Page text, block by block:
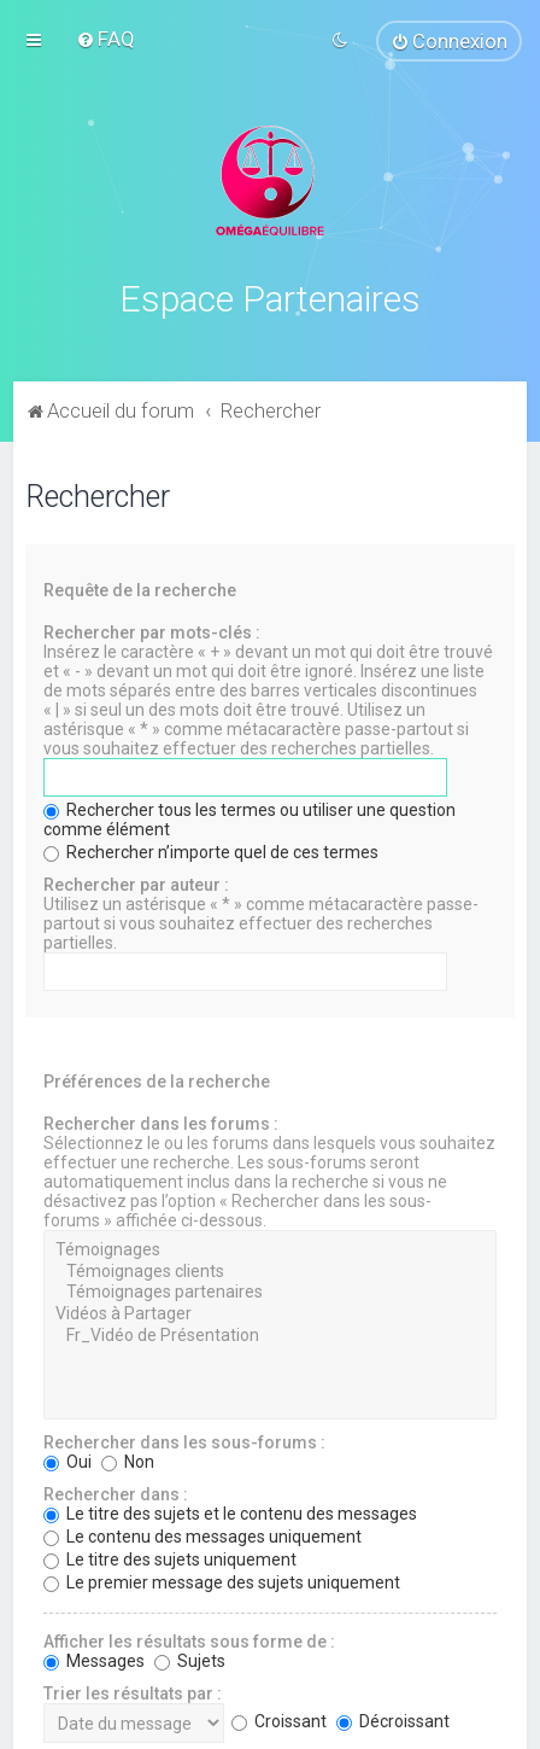
FAQ Connexion
Espace Partenaires
Accueil du forum Rechercher
Rechercher
Requête de la recherche
Rechercher par mots-clés :
Insérez le caractère « + » devant un mot qui doit être trouvé
et « - » devant un mot qui doit être ignoré. Insérez une liste
de mots séparés entre des barres verticales discontinues
« | » si seul un des mots doit être trouvé. Utilisez un
astérisque « * » comme métacaractère passe-partout si
vous souhaitez effectuer des recherches partielles.
Rechercher tous les termes ou utiliser une question
comme élément
Rechercher n’importe quel de ces termes
Rechercher par auteur :
Utilisez un astérisque « * » comme métacaractère passe-
partout si vous souhaitez effectuer des recherches
partielles.
Préférences de la recherche
Rechercher dans les forums :
Sélectionnez le ou les forums dans lesquels vous souhaitez
effectuer une recherche. Les sous-forums seront
automatiquement inclus dans la recherche si vous ne
désactivez pas l’option « Rechercher dans les sous-
forums » affichée ci-dessous.
Rechercher dans les sous-forums :
Oui
Non
Rechercher dans :
Le titre des sujets et le contenu des messages
Le contenu des messages uniquement
Le titre des sujets uniquement
Le premier message des sujets uniquement
Afficher les résultats sous forme de :
Messages
Sujets
Trier les résultats par :
Croissant
Décroissant